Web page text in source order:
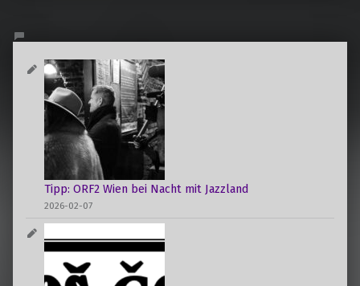
Tipp: ORF2 Wien bei Nacht mit Jazzland
2026-02-07